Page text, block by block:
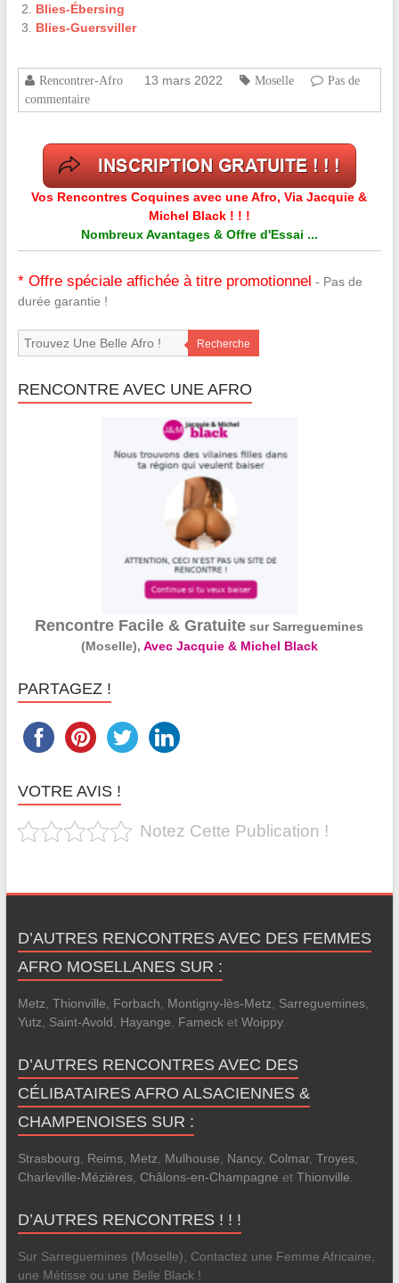
Blies-Ébersing
Blies-Guersviller
Rencontrer-Afro 13 mars 2022 Moselle
Pas de
commentaire
Vos Rencontres Coquines avec une Afro, Via Jacquie &
Michel Black ! ! !
Nombreux Avantages & Offre d'Essai ...
* Offre spéciale affichée à titre promotionnel - Pas de
durée garantie !
Recherche
RENCONTRE AVEC UNE AFRO
Rencontre Facile & Gratuite sur Sarreguemines
(Moselle), Avec Jacquie & Michel Black
PARTAGEZ !
VOTRE AVIS !
Notez Cette Publication !
D’AUTRES RENCONTRES AVEC DES FEMMES
AFRO MOSELLANES SUR :
Metz Thionville Forbach Montigny-lès-Metz Sarreguemines,
Yutz
Saint-Avold Hayange Famecket Woippy.
D’AUTRES RENCONTRES AVEC DES
CÉLIBATAIRES AFRO ALSACIENNES &
CHAMPENOISES SUR :
Strasbourg Reims, Metz Mulhouse Nancy, Colmar, Troyes,
Charleville-Mézières, Châlons-en-Champagne et Thionville
D’AUTRES RENCONTRES ! ! !
Sur Sarreguemines (Moselle), Contactez une Femme Africaine,
une Métisse ou une Belle Black !